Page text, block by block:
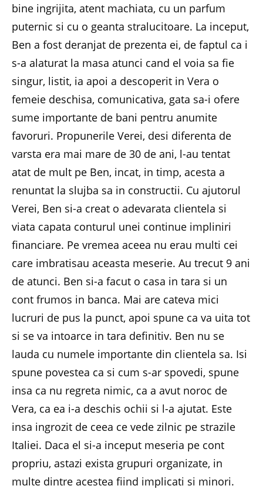
bine ingrijita, atent machiata, cu un parfum
puternic si cu o geanta stralucitoare. La inceput,
Ben a fost deranjat de prezenta ei, de faptul ca i
s-a alaturat la masa atunci cand el voia sa fie
singur, listit, ia apoi a descoperit in Vera o
femeie deschisa, comunicativa, gata sa-i ofere
sume importante de bani pentru anumite
favoruri. Propunerile Verei, desi diferenta de
varsta era mai mare de 30 de ani, l-au tentat
atat de mult pe Ben, incat, in timp, acesta a
renuntat la slujba sa in constructii. Cu ajutorul
Verei, Ben si-a creat o adevarata clientela si
viata capata conturul unei continue impliniri
financiare. Pe vremea aceea nu erau multi cei
care imbratisau aceasta meserie. Au trecut 9 ani
de atunci. Ben si-a facut o casa in tara si un
cont frumos in banca. Mai are cateva mici
lucruri de pus la punct, apoi spune ca va uita tot
si se va intoarce in tara definitiv. Ben nu se
lauda cu numele importante din clientela sa. Isi
spune povestea ca si cum s-ar spovedi, spune
insa ca nu regreta nimic, ca a avut noroc de
Vera, ca ea i-a deschis ochii si l-a ajutat. Este
insa ingrozit de ceea ce vede zilnic pe strazile
Italiei. Daca el si-a inceput meseria pe cont
propriu, astazi exista grupuri organizate, in
multe dintre acestea fiind implicati si minori.